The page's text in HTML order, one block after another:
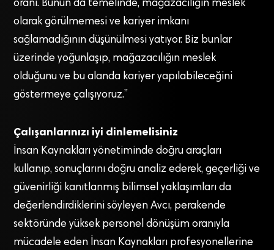
oranı. Bunun da temelinde, mağazacılığın meslek
olarak görülmemesi ve kariyer imkanı
sağlamadığının düşünülmesi yatıyor. Biz bunlar
üzerinde yoğunlaşıp, mağazacılığın meslek
olduğunu ve bu alanda kariyer yapılabileceğini
göstermeye çalışıyoruz.”
Çalışanlarınızı iyi dinlemelisiniz
İnsan Kaynakları yönetiminde doğru araçları
kullanıp, sonuçlarını doğru analiz ederek, geçerliği ve
güvenirliği kanıtlanmış bilimsel yaklaşımları da
değerlendirdiklerini söyleyen Avcı, perakende
sektöründe yüksek personel dönüşüm oranıyla
mücadele eden İnsan Kaynakları profesyonellerine